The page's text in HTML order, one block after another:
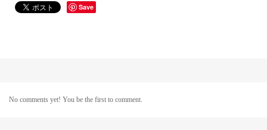
Save
No comments yet! You be the first to comment.